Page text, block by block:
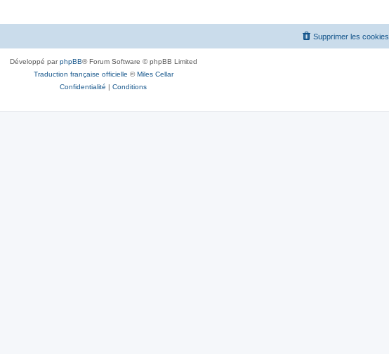
Supprimer les cookies
Développé parphpBB® Forum Software © phpBB Limited
Traduction française officielle ©Miles Cellar
Confidentialité | Conditions